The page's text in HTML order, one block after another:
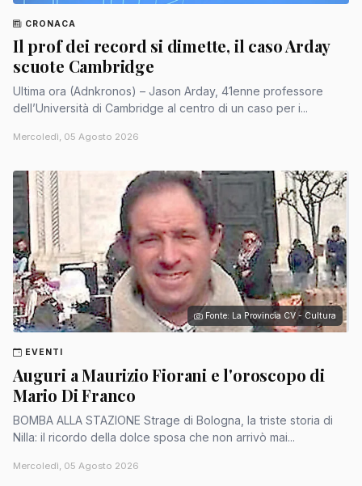
CRONACA
Il prof dei record si dimette, il caso Arday
scuote Cambridge
Ultima ora (Adnkronos) – Jason Arday, 41enne professore
dell’Università di Cambridge al centro di un caso per i...
Mercoledì, 05 Agosto 2026
Fonte: La Provincia CV - Cultura
EVENTI
Auguri a Maurizio Fiorani e l'oroscopo di
Mario Di Franco
BOMBA ALLA STAZIONE Strage di Bologna, la triste storia di
Nilla: il ricordo della dolce sposa che non arrivò mai...
Mercoledì, 05 Agosto 2026